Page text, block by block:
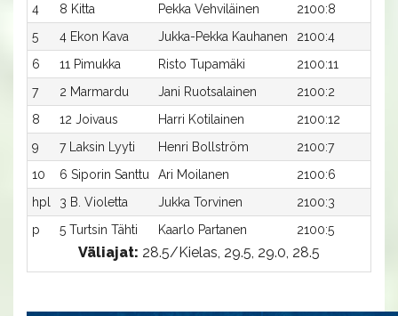
4
8 Kitta Pekka Vehviläinen 2100:8
5
4 Ekon Kava Jukka-Pekka Kauhanen 2100:4
6
11 Pimukka Risto Tupamäki 2100:11
7
2 Marmardu Jani Ruotsalainen 2100:2
8
12 Joivaus Harri Kotilainen 2100:12
9
7 Laksin Lyyti Henri Bollström 2100:7
10
6 Siporin Santtu Ari Moilanen 2100:6
hpl
3 B. Violetta Jukka Torvinen 2100:3
p
5 Turtsin Tähti Kaarlo Partanen 2100:5
Väliajat: 28.5/Kielas, 29.5, 29.0, 28.5